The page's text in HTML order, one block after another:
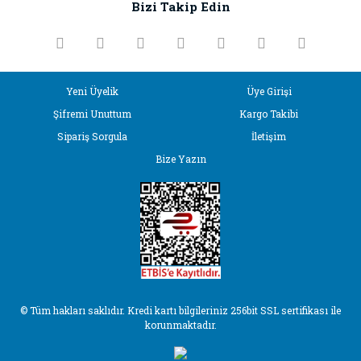
Ürün bilgilerinde hatalar bulunuyor.
Gönder
Bizi Takip Edin
Yeni Üyelik
Üye Girişi
Şifremi Unuttum
Kargo Takibi
Sipariş Sorgula
İletişim
Bize Yazın
© Tüm hakları saklıdır. Kredi kartı bilgileriniz 256bit SSL sertifikası ile
korunmaktadır.